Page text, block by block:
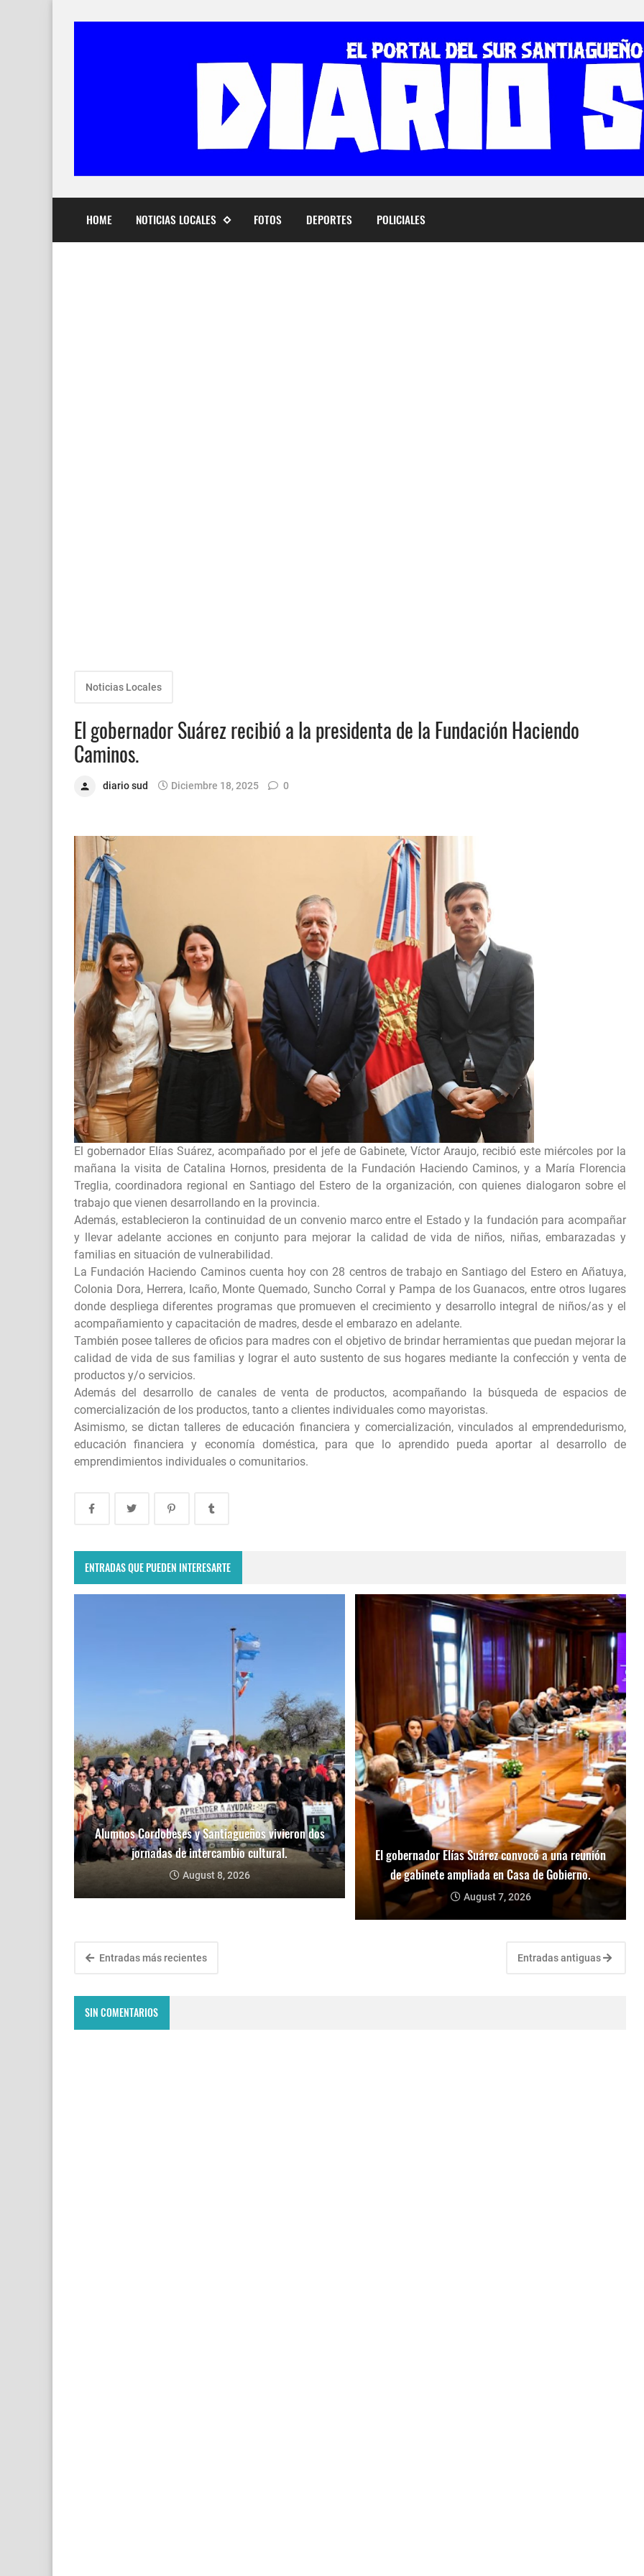
HOME NOTICIAS LOCALES FOTOS DEPORTES POLICIALES
Noticias Locales
El gobernador Suárez recibió a la presidenta de la Fundación Haciendo
Caminos.
diario sud Diciembre 18, 2025 0
El gobernador Elías Suárez, acompañado por el jefe de Gabinete, Víctor Araujo, recibió este miércoles por la
mañana la visita de Catalina Hornos, presidenta de la Fundación Haciendo Caminos, y a María Florencia
Treglia, coordinadora regional en Santiago del Estero de la organización, con quienes dialogaron sobre el
trabajo que vienen desarrollando en la provincia.
Además, establecieron la continuidad de un convenio marco entre el Estado y la fundación para acompañar
y llevar adelante acciones en conjunto para mejorar la calidad de vida de niños, niñas, embarazadas y
familias en situación de vulnerabilidad.
La Fundación Haciendo Caminos cuenta hoy con 28 centros de trabajo en Santiago del Estero en Añatuya,
Colonia Dora, Herrera, Icaño, Monte Quemado, Suncho Corral y Pampa de los Guanacos, entre otros lugares
donde despliega diferentes programas que promueven el crecimiento y desarrollo integral de niños/as y el
acompañamiento y capacitación de madres, desde el embarazo en adelante.
También posee talleres de oficios para madres con el objetivo de brindar herramientas que puedan mejorar la
calidad de vida de sus familias y lograr el auto sustento de sus hogares mediante la confección y venta de
productos y/o servicios.
Además del desarrollo de canales de venta de productos, acompañando la búsqueda de espacios de
comercialización de los productos, tanto a clientes individuales como mayoristas.
Asimismo, se dictan talleres de educación financiera y comercialización, vinculados al emprendedurismo,
educación financiera y economía doméstica, para que lo aprendido pueda aportar al desarrollo de
emprendimientos individuales o comunitarios.
ENTRADAS QUE PUEDEN INTERESARTE
Alumnos Cordobeses y Santiagueños vivieron dos
jornadas de intercambio cultural.
August 8, 2026
El gobernador Elías Suárez convocó a una reunión
de gabinete ampliada en Casa de Gobierno.
August 7, 2026
Entradas más recientes Entradas antiguas
SIN COMENTARIOS